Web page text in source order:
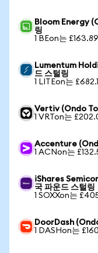
Bloom Energy
링
1 BEon는
Lumentum
드 스털링
1 LITEon는
Vertiv (Ondo
1 VRTon는
Accenture
1 ACNon는
iShares
국 파운드 스털링
1 SOXXon는
DoorDash
1 DASHon는